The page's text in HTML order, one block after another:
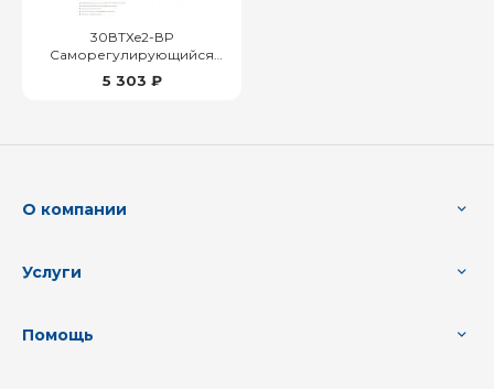
30ВТХe2-ВР
Саморегулирующийся
нагревательный кабель
5 303 ₽
О компании
Услуги
Помощь